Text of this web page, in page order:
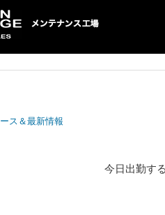
ナンス工場
ス＆最新情報
今日出勤す